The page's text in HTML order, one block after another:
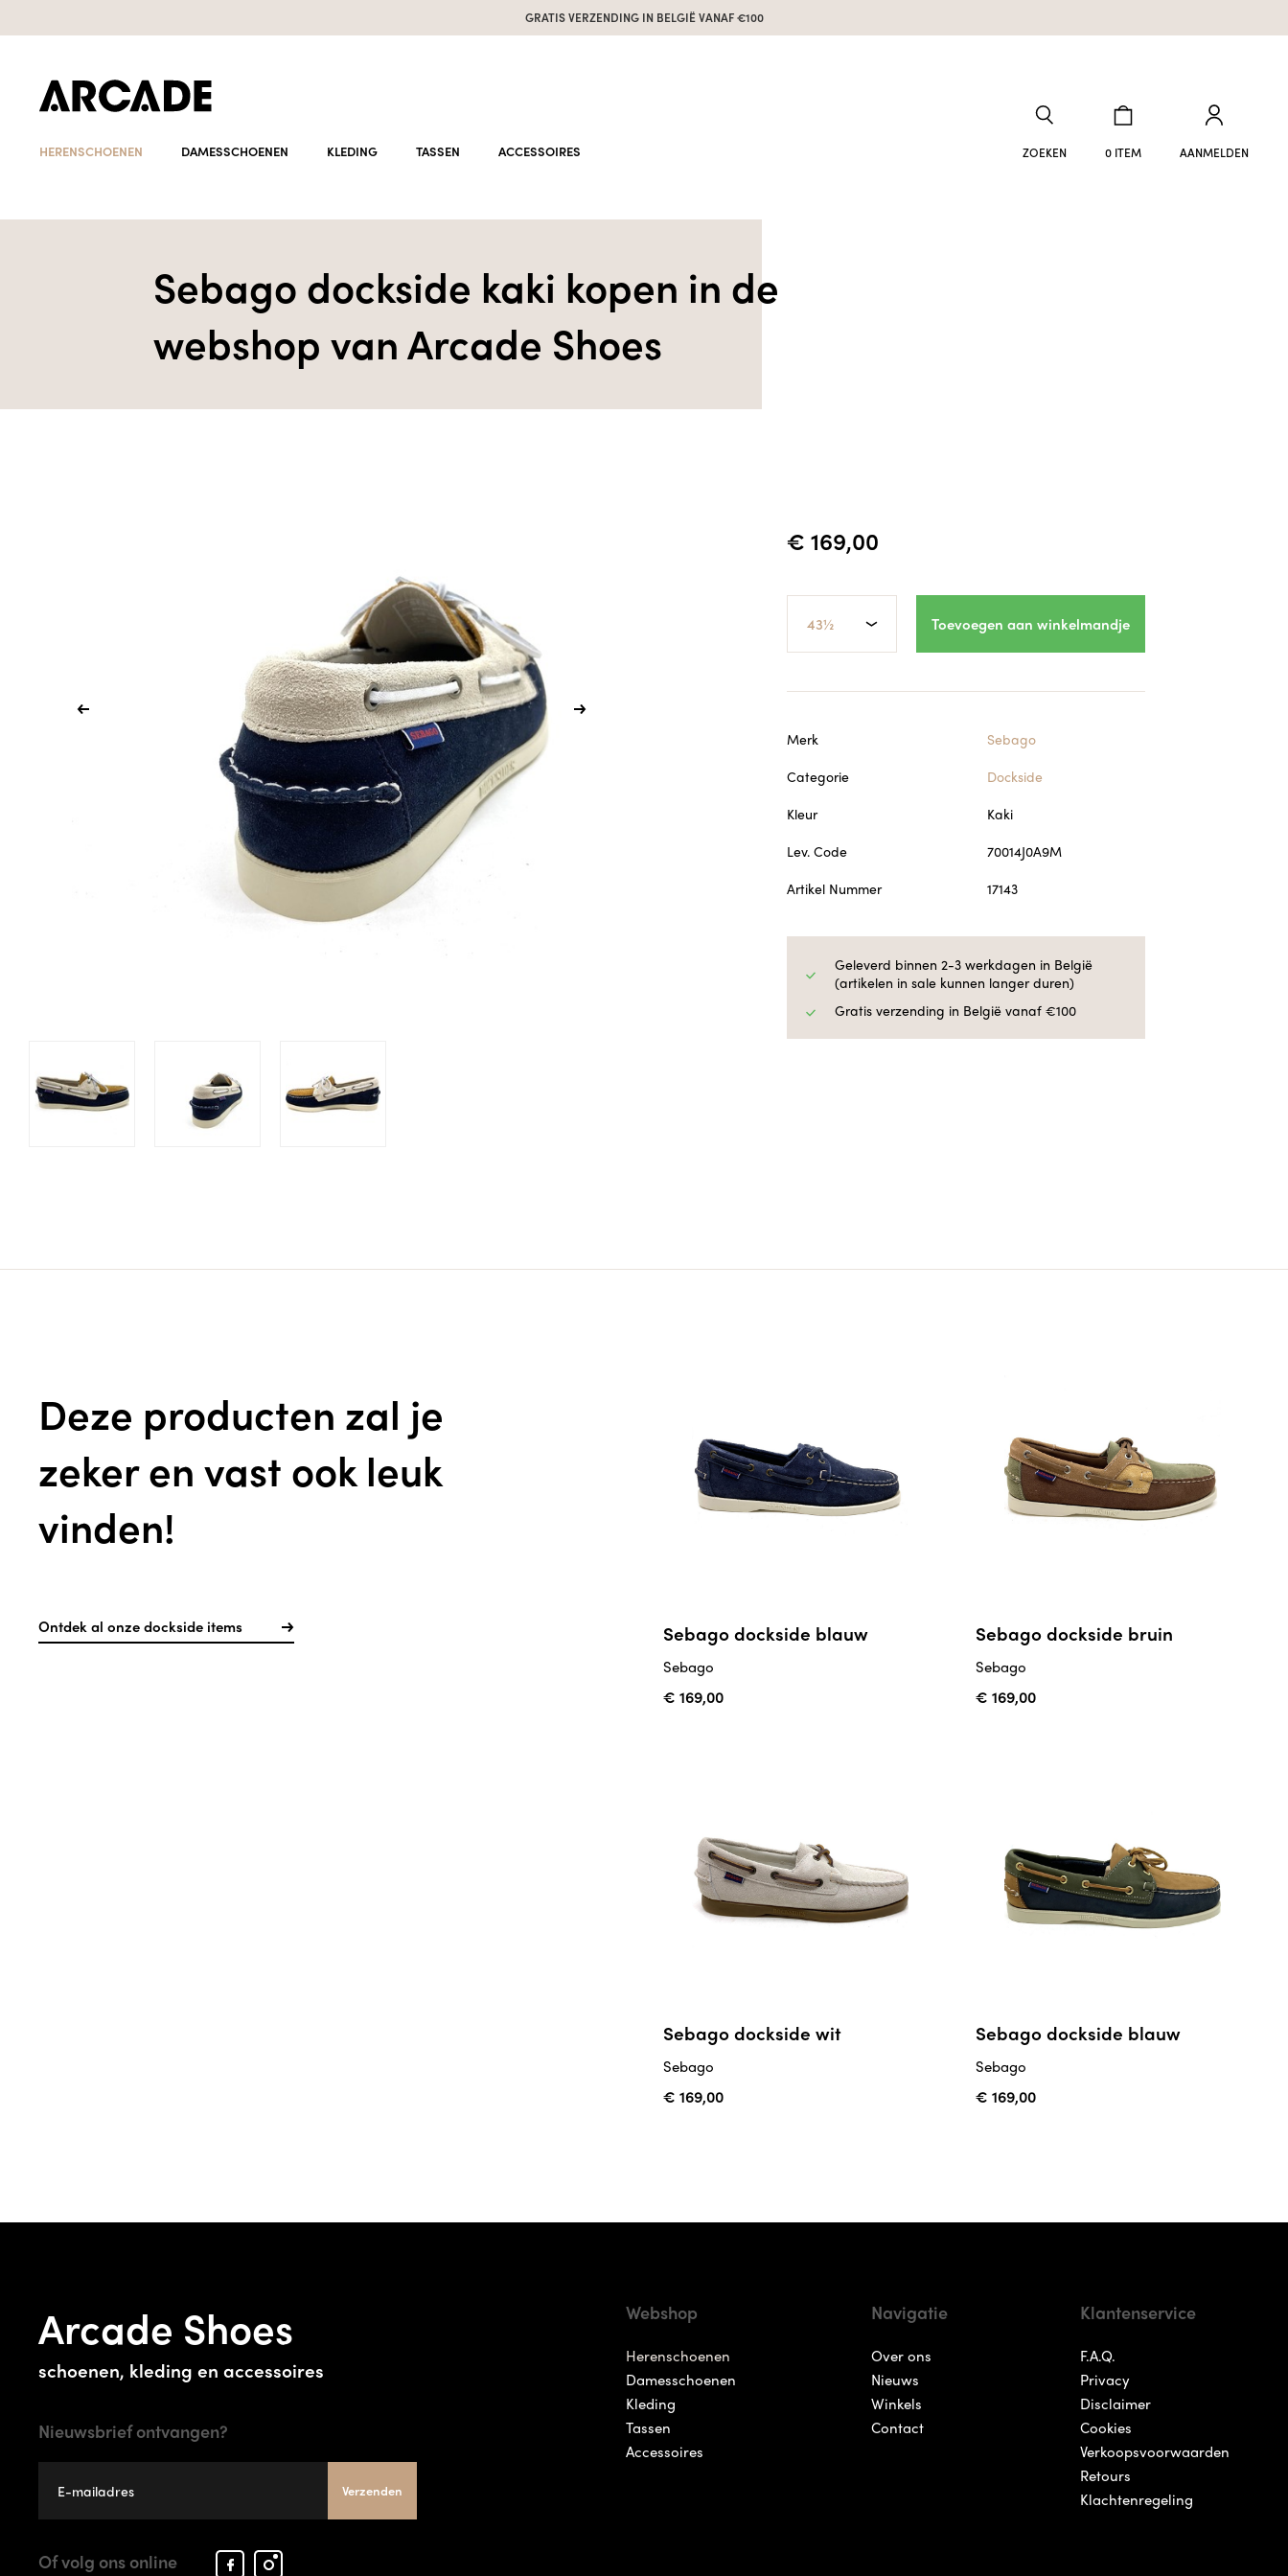
GRATIS VERZENDING IN BELGIË VANAF €100
HERENSCHOENEN DAMESSCHOENEN KLEDING TASSEN ACCESSOIRES ZOEKEN 0 ITEM AANMELDEN
Sebago dockside kaki kopen in de
webshop van Arcade Shoes
€ 169,00
Toevoegen aan winkelmandje
Merk
Sebago
Categorie
Dockside
Kleur
Kaki
Lev. Code
70014J0A9M
Artikel Nummer
17143
Geleverd binnen 2-3 werkdagen in België
(artikelen in sale kunnen langer duren)
Gratis verzending in België vanaf €100
Deze producten zal je
zeker en vast ook leuk
vinden!
Ontdek al onze dockside items Sebago dockside blauw
Sebago
€ 169,00
Sebago dockside bruin
Sebago
€ 169,00
Sebago dockside wit
Sebago
€ 169,00
Sebago dockside blauw
Sebago
€ 169,00
Arcade Shoes
schoenen, kleding en accessoires
Nieuwsbrief ontvangen?
Verzenden
Of volg ons online
FacebookInstagram
Webshop
Herenschoenen
Damesschoenen
Kleding
Tassen
Accessoires
Navigatie
Over ons
Nieuws
Winkels
Contact
Klantenservice
F.A.Q.
Privacy
Disclaimer
Cookies
Verkoopsvoorwaarden
Retours
Klachtenregeling